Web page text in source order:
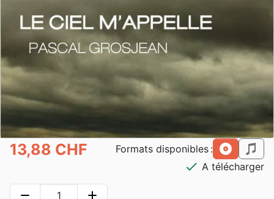
13,88 CHF Formats disponibles : cd
mp3
check A télécharger
remove add